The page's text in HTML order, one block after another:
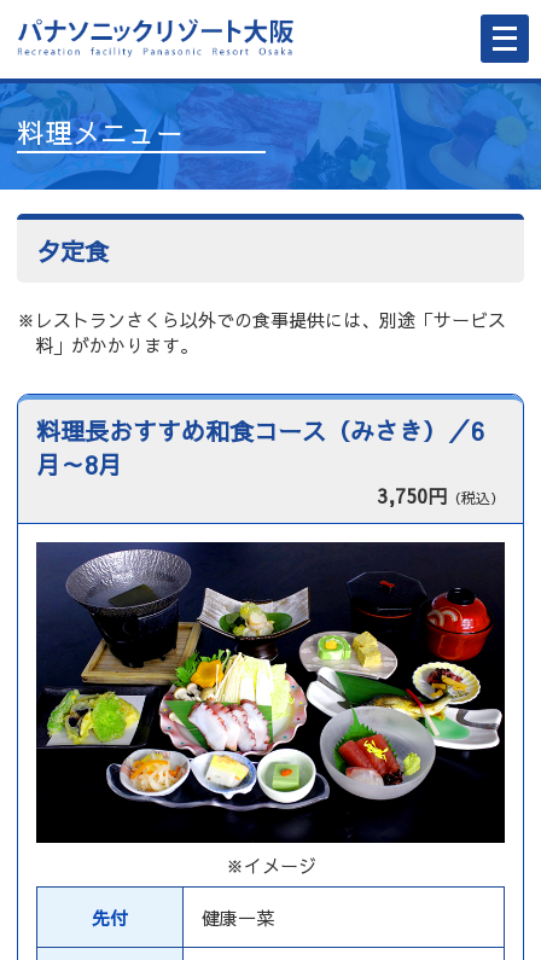
メ
ニ
ュ
ー
を
開
く
料理メニュー
夕定食
※レストランさくら以外での食事提供には、別途「サービス
料」がかかります。
料理長おすすめ和食コース（みさき）／6
月～8月
3,750円 （税込）
※イメージ
先付 健康一菜